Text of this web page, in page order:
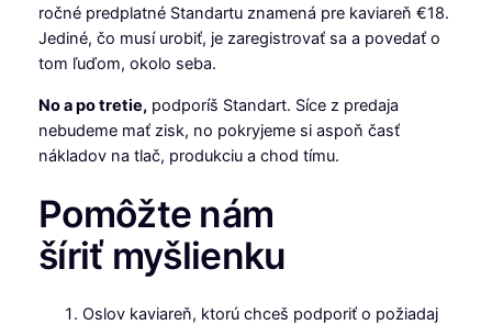
ročné predplatné Standartu znamená pre kaviareň €18.
Jediné, čo musí urobiť, je zaregistrovať sa a povedať o
tom ľuďom, okolo seba.
No a po tretie,podporíš Standart. Síce z predaja
nebudeme mať zisk, no pokryjeme si aspoň časť
nákladov na tlač, produkciu a chod tímu.
Pomôžte nám
šíriť myšlienku
Oslov kaviareň, ktorú chceš podporiť o požiadaj